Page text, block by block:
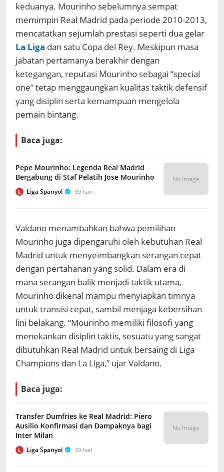
keduanya. Mourinho sebelumnya sempat
memimpin Real Madrid pada periode 2010-2013,
mencatatkan sejumlah prestasi seperti dua gelar
La Liga dan satu Copa del Rey. Meskipun masa
jabatan pertamanya berakhir dengan
ketegangan, reputasi Mourinho sebagai “special
one” tetap menggaungkan kualitas taktik defensif
yang disiplin serta kemampuan mengelola
pemain bintang.
Baca juga:
Pepe Mourinho: Legenda Real Madrid
Bergabung di Staf Pelatih Jose Mourinho
L Liga Spanyol 59 hari
No Image
Valdano menambahkan bahwa pemilihan
Mourinho juga dipengaruhi oleh kebutuhan Real
Madrid untuk menyeimbangkan serangan cepat
dengan pertahanan yang solid. Dalam era di
mana serangan balik menjadi taktik utama,
Mourinho dikenal mampu menyiapkan timnya
untuk transisi cepat, sambil menjaga kebersihan
lini belakang. “Mourinho memiliki filosofi yang
menekankan disiplin taktis, sesuatu yang sangat
dibutuhkan Real Madrid untuk bersaing di Liga
Champions dan La Liga,” ujar Valdano.
Baca juga:
Transfer Dumfries ke Real Madrid: Piero
Ausilio Konfirmasi dan Dampaknya bagi
Inter Milan
L Liga Spanyol 59 hari
No Image